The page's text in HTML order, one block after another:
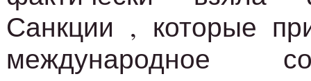
Санкции , которые
международное